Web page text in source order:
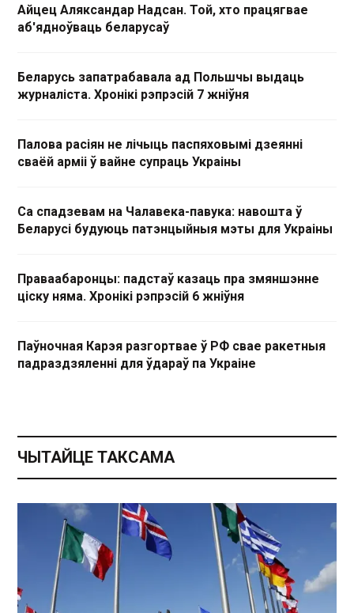
Айцец Аляксандар Надсан. Той, хто працягвае
аб'ядноўваць беларусаў
Беларусь запатрабавала ад Польшчы выдаць
журналіста. Хронікі рэпрэсій 7 жніўня
Палова расіян не лічыць паспяховымі дзеянні
сваёй арміі ў вайне супраць Украіны
Са спадзевам на Чалавека-павука: навошта ў
Беларусі будуюць патэнцыйныя мэты для Украіны
Праваабаронцы: падстаў казаць пра змяншэнне
ціску няма. Хронікі рэпрэсій 6 жніўня
Паўночная Карэя разгортвае ў РФ свае ракетныя
падраздзяленні для ўдараў па Украіне
ЧЫТАЙЦЕ ТАКСАМА